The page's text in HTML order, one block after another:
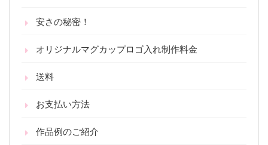
安さの秘密！
オリジナルマグカップロゴ入れ制作料金
送料
お支払い方法
作品例のご紹介